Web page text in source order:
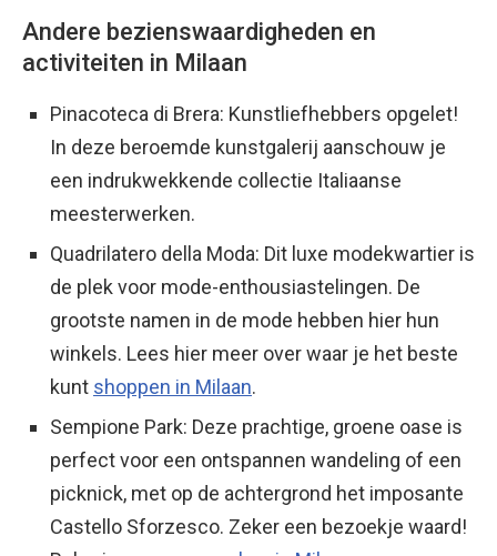
Andere bezienswaardigheden en
activiteiten in Milaan
Pinacoteca di Brera: Kunstliefhebbers opgelet!
In deze beroemde kunstgalerij aanschouw je
een indrukwekkende collectie Italiaanse
meesterwerken.
Quadrilatero della Moda: Dit luxe modekwartier is
de plek voor mode-enthousiastelingen. De
grootste namen in de mode hebben hier hun
winkels. Lees hier meer over waar je het beste
kunt shoppen in Milaan.
Sempione Park: Deze prachtige, groene oase is
perfect voor een ontspannen wandeling of een
picknick, met op de achtergrond het imposante
Castello Sforzesco. Zeker een bezoekje waard!